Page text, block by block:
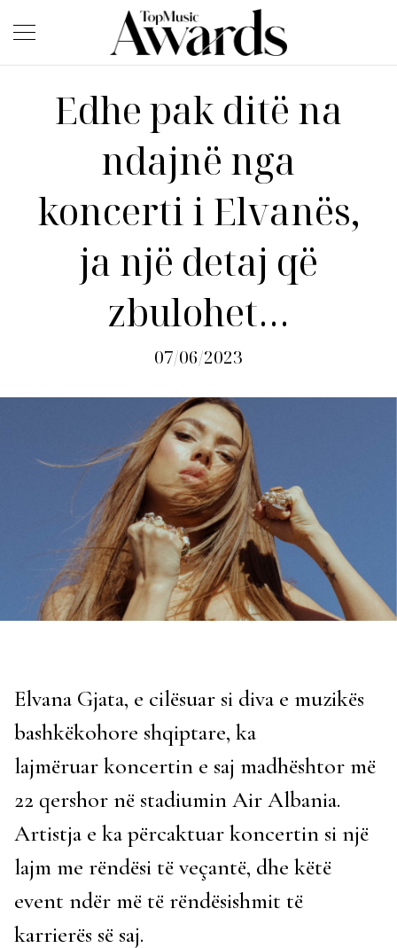
Edhe pak ditë na
ndajnë nga
koncerti i Elvanës,
ja një detaj që
zbulohet…
07/06/2023
Elvana Gjata, e cilësuar si diva e muzikës
bashkëkohore shqiptare, ka
lajmëruar koncertin e saj madhështor më
22 qershor në stadiumin Air Albania.
Artistja e ka përcaktuar koncertin si një
lajm me rëndësi të veçantë, dhe këtë
event ndër më të rëndësishmit të
karrierës së saj.